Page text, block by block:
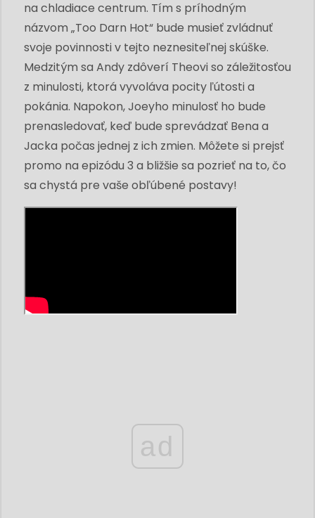
na chladiace centrum. Tím s príhodným
názvom „Too Darn Hot“ bude musieť zvládnuť
svoje povinnosti v tejto neznesiteľnej skúške.
Medzitým sa Andy zdôverí Theovi so záležitosťou
z minulosti, ktorá vyvoláva pocity ľútosti a
pokánia. Napokon, Joeyho minulosť ho bude
prenasledovať, keď bude sprevádzať Bena a
Jacka počas jednej z ich zmien. Môžete si prejsť
promo na epizódu 3 a bližšie sa pozrieť na to, čo
sa chystá pre vaše obľúbené postavy!
ad